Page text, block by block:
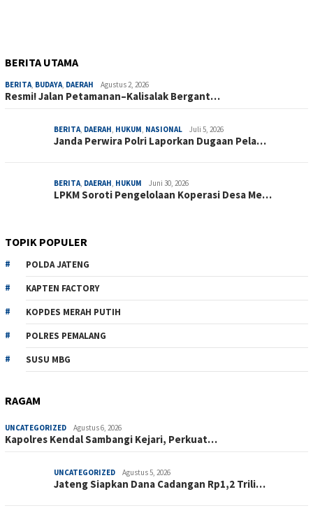
BERITA UTAMA
BERITA BUDAYA DAERAH Agustus 2, 2026
Resmi! Jalan Petamanan–Kalisalak Bergant…
BERITA DAERAH HUKUM NASIONAL Juli 5, 2026
Janda Perwira Polri Laporkan Dugaan Pela…
BERITA DAERAH HUKUM Juni 30, 2026
LPKM Soroti Pengelolaan Koperasi Desa Me…
TOPIK POPULER
POLDA JATENG
KAPTEN FACTORY
KOPDES MERAH PUTIH
POLRES PEMALANG
SUSU MBG
RAGAM
UNCATEGORIZED Agustus 6, 2026
Kapolres Kendal Sambangi Kejari, Perkuat…
UNCATEGORIZED Agustus 5, 2026
Jateng Siapkan Dana Cadangan Rp1,2 Trili…